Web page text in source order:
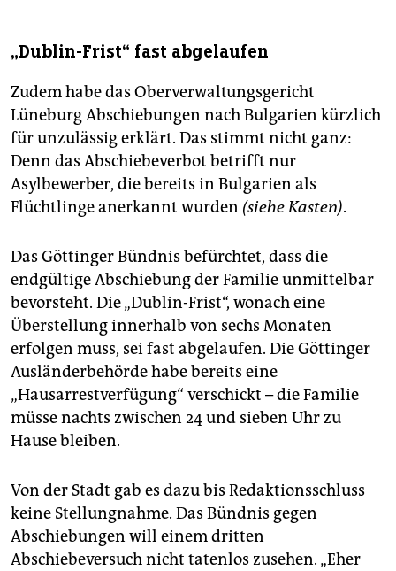
„Dublin-Frist“ fast abgelaufen
Zudem habe das Oberverwaltungsgericht
Lüneburg Abschiebungen nach Bulgarien kürzlich
für unzulässig erklärt. Das stimmt nicht ganz:
Denn das Abschiebeverbot betrifft nur
Asylbewerber, die bereits in Bulgarien als
Flüchtlinge anerkannt wurden (siehe Kasten).
Das Göttinger Bündnis befürchtet, dass die
endgültige Abschiebung der Familie unmittelbar
bevorsteht. Die „Dublin-Frist“, wonach eine
Überstellung innerhalb von sechs Monaten
erfolgen muss, sei fast abgelaufen. Die Göttinger
Ausländerbehörde habe bereits eine
„Hausarrestverfügung“ verschickt – die Familie
müsse nachts zwischen 24 und sieben Uhr zu
Hause bleiben.
Von der Stadt gab es dazu bis Redaktionsschluss
keine Stellungnahme. Das Bündnis gegen
Abschiebungen will einem dritten
Abschiebeversuch nicht tatenlos zusehen. „Eher